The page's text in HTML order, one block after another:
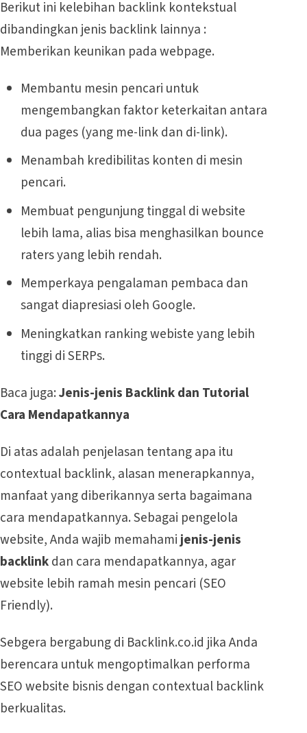
Berikut ini kelebihan backlink kontekstual
dibandingkan jenis backlink lainnya :
Memberikan keunikan pada webpage.
Membantu mesin pencari untuk
mengembangkan faktor keterkaitan antara
dua pages (yang me-link dan di-link).
Menambah kredibilitas konten di mesin
pencari.
Membuat pengunjung tinggal di website
lebih lama, alias bisa menghasilkan bounce
raters yang lebih rendah.
Memperkaya pengalaman pembaca dan
sangat diapresiasi oleh Google.
Meningkatkan ranking webiste yang lebih
tinggi di SERPs.
Baca juga:Jenis-jenis Backlink dan Tutorial
Cara Mendapatkannya
Di atas adalah penjelasan tentang apa itu
contextual backlink, alasan menerapkannya,
manfaat yang diberikannya serta bagaimana
cara mendapatkannya. Sebagai pengelola
website, Anda wajib memahamijenis-jenis
backlinkdan cara mendapatkannya, agar
website lebih ramah mesin pencari (SEO
Friendly).
Sebgera bergabung di Backlink.co.id jika Anda
berencara untuk mengoptimalkan performa
SEO website bisnis dengan contextual backlink
berkualitas.